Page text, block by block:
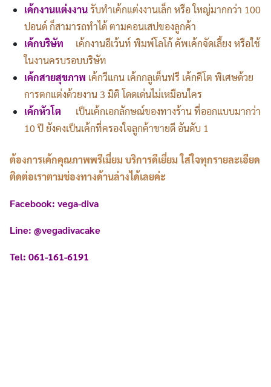
เค้กงานแต่งงานรับทำเค้กแต่งงานเล็ก หรือ ใหญ่มากกว่า 100
ปอนด์ ก็สามารถทำได้ ตามคอนเสปของลูกค้า
เค้กบริษัท
เค้กงานอีเว้นท์ พิมพ์โลโก้ คัพเค้กจัดเลี้ยง หรือใช้
ในงานครบรอบบริษัท
เค้กสายสุขภาพ เค้กวีแกน เค้กกลูเต็นฟรี เค้กคีโต พิเศษด้วย
การตกแต่งด้วยงาน 3 มิติ โดดเด่นไม่เหมือนใคร
เค้กหัวโต
เป็นเค้กเอกลักษณ์ของทางร้าน ที่ออกแบบมากว่า
10 ปี ยังคงเป็นเค้กที่ครองใจลูกค้าขายดี อันดับ 1
ต้องการเค้กคุณภาพพรีเมี่ยม บริการดีเยี่ยม ใส่ใจทุกรายละเอียด
ติดต่อเราตามช่องทางด้านล่างได้เลยค่ะ
Facebook: vega-diva
Line: @vegadivacake
Tel: 061-161-6191